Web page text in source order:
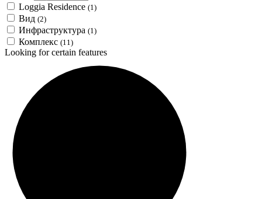
Loggia Residence (1)
Вид (2)
Инфраструктура (1)
Комплекс (11)
Looking for certain features